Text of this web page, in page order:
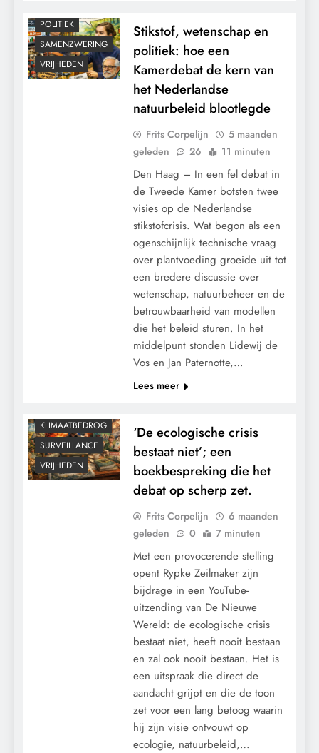
POLITIEK
SAMENZWERING
VRIJHEDEN
Stikstof, wetenschap en
politiek: hoe een
Kamerdebat de kern van
het Nederlandse
natuurbeleid blootlegde
Frits Corpelijn
5 maanden
geleden
26 11 minuten
Den Haag – In een fel debat in
de Tweede Kamer botsten twee
visies op de Nederlandse
stikstofcrisis. Wat begon als een
ogenschijnlijk technische vraag
over plantvoeding groeide uit tot
een bredere discussie over
wetenschap, natuurbeheer en de
betrouwbaarheid van modellen
die het beleid sturen. In het
middelpunt stonden Lidewij de
Vos en Jan Paternotte,…
Lees meer
KLIMAATBEDROG
SURVEILLANCE
VRIJHEDEN
‘De ecologische crisis
bestaat niet’; een
boekbespreking die het
debat op scherp zet.
Frits Corpelijn
6 maanden
geleden
0 7 minuten
Met een provocerende stelling
opent Rypke Zeilmaker zijn
bijdrage in een YouTube-
uitzending van De Nieuwe
Wereld: de ecologische crisis
bestaat niet, heeft nooit bestaan
en zal ook nooit bestaan. Het is
een uitspraak die direct de
aandacht grijpt en die de toon
zet voor een lang betoog waarin
hij zijn visie ontvouwt op
ecologie, natuurbeleid,…